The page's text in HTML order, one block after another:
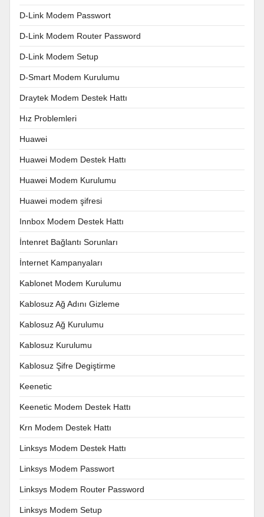
D-Link Modem Passwort
D-Link Modem Router Password
D-Link Modem Setup
D-Smart Modem Kurulumu
Draytek Modem Destek Hattı
Hız Problemleri
Huawei
Huawei Modem Destek Hattı
Huawei Modem Kurulumu
Huawei modem şifresi
Innbox Modem Destek Hattı
İntenret Bağlantı Sorunları
İnternet Kampanyaları
Kablonet Modem Kurulumu
Kablosuz Ağ Adını Gizleme
Kablosuz Ağ Kurulumu
Kablosuz Kurulumu
Kablosuz Şifre Degiştirme
Keenetic
Keenetic Modem Destek Hattı
Krn Modem Destek Hattı
Linksys Modem Destek Hattı
Linksys Modem Passwort
Linksys Modem Router Password
Linksys Modem Setup